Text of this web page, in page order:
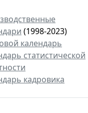
(1998-2023)
календарь
статистической
кадровика